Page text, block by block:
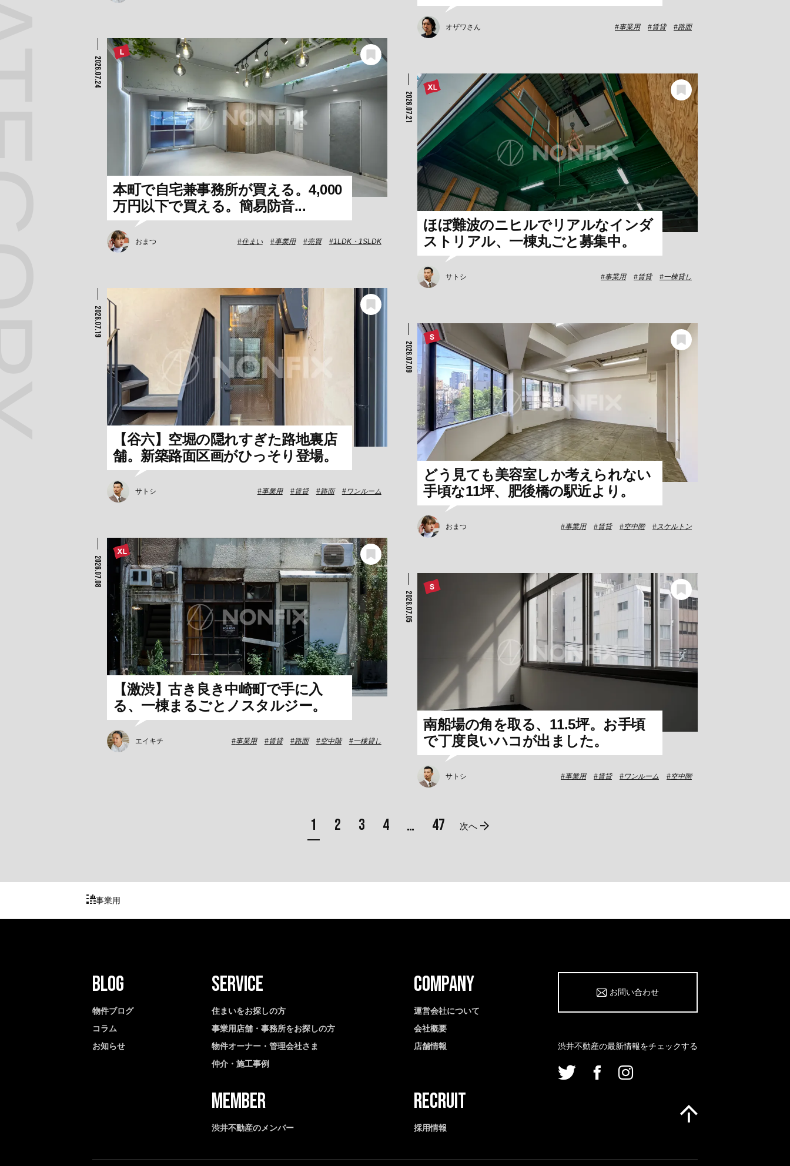
オザワさん 事業用 賃貸 路面
2026.07.24
本町で自宅兼事務所が買える。4,000
万円以下で買える。簡易防音...
おまつ 住まい 事業用 売買 1LDK・1SLDK
2026.07.21
ほぼ難波のニヒルでリアルなインダ
ストリアル、一棟丸ごと募集中。
サトシ 事業用 賃貸 一棟貸し
2026.07.19
【谷六】空堀の隠れすぎた路地裏店
舗。新築路面区画がひっそり登場。
サトシ 事業用 賃貸 路面 ワンルーム
2026.07.09
どう見ても美容室しか考えられない
手頃な11坪、肥後橋の駅近より。
おまつ 事業用 賃貸 空中階 スケルトン
2026.07.08
【激渋】古き良き中崎町で手に入
る、一棟まるごとノスタルジー。
エイキチ 事業用 賃貸 路面 空中階 一棟貸し
2026.07.05
南船場の角を取る、11.5坪。お手頃
で丁度良いハコが出ました。
サトシ 事業用 賃貸 ワンルーム 空中階
1 2 3 4 … 47 次へ
事業用
物件ブログ
コラム
お知らせ
住まいをお探しの方
事業用店舗・事務所をお探しの方
物件オーナー・管理会社さま
仲介・施工事例
渋井不動産のメンバー
運営会社について
会社概要
店舗情報
採用情報
お問い合わせ
渋井不動産の最新情報をチェックする